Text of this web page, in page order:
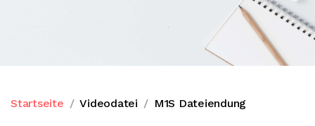
Startseite Videodatei M1S Dateiendung